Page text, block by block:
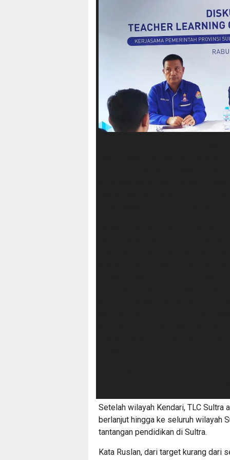
Setelah wilayah Kendari, TLC Sultra
berlanjut hingga ke seluruh wilayah
tantangan pendidikan di Sultra.
Kata Ruslan, dari target kurang dari